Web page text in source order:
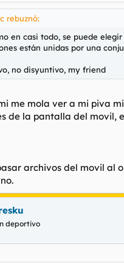
rebuznó:
en casi todo, se puede
están unidas por una
no disyuntivo, my friend
me mola ver a mi piva
de la pantalla del movil,
archivos del movil al
deportivo